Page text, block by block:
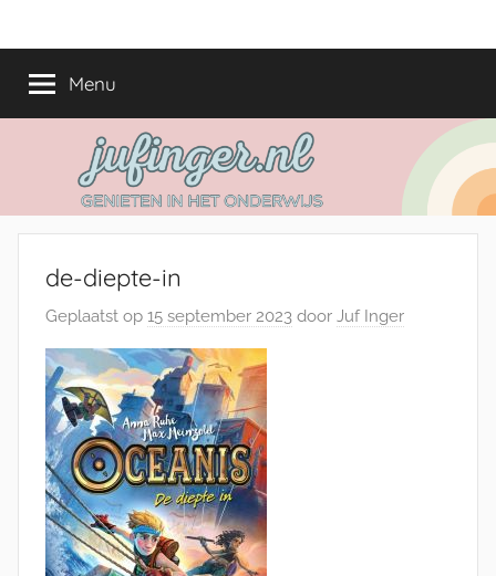
naarjufinger.nl
het
onderwijs
Menu
de-diepte-in
Geplaatst op 15 september 2023 door Juf Inger